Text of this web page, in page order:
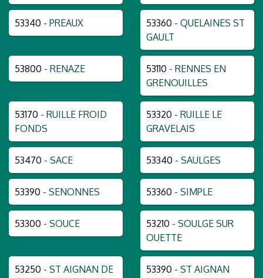
53340 - PREAUX 53360 - QUELAINES ST
GAULT
53800 - RENAZE 53110 - RENNES EN
GRENOUILLES
53170 - RUILLE FROID
FONDS
53320 - RUILLE LE
GRAVELAIS
53470 - SACE 53340 - SAULGES
53390 - SENONNES 53360 - SIMPLE
53300 - SOUCE 53210 - SOULGE SUR
OUETTE
53250 - ST AIGNAN DE
53390 - ST AIGNAN